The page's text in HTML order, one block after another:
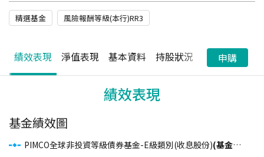
精選基金 風險報酬等級(本行)RR3
績效表現 淨值表現 基本資料 持股狀況 配息狀況
申購
績效表現
基金績效圖
PIMCO全球非投資等級債券基金-E級類別(收息股份)(基金之配息來源可能為本金)